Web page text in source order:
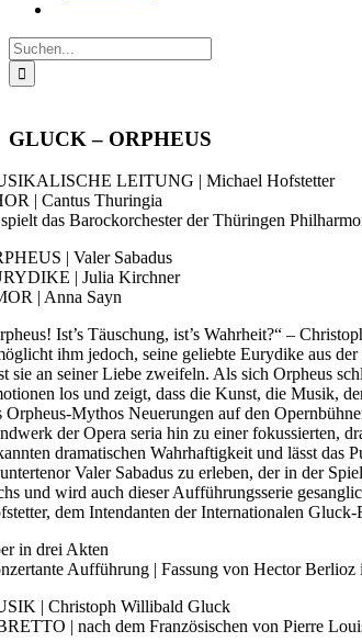
Suche
nach:
GLUCK – ORPHEUS
LEITUNG | Michael Hofstetter
| Cantus Thuringia
das Barockorchester der Thüringen
| Valer Sabadus
| Julia Kirchner
| Anna Sayn
Ist’s Täuschung, ist’s Wahrheit?“ –
ihm jedoch, seine geliebte Eurydike aus
sie an seiner Liebe zweifeln. Als sich Orpheus
los und zeigt, dass die Kunst, die Musik,
Orpheus-Mythos Neuerungen auf den
der Opera seria hin zu einer fokussierten,
dramatischen Wahrhaftigkeit und lässt das
Valer Sabadus zu erleben, der in der
und wird auch dieser Aufführungsserie
dem Intendanten der Internationalen Gluck-
in drei Akten
Aufführung | Fassung von Hector
| Christoph Willibald Gluck
| nach dem Französischen von Pierre